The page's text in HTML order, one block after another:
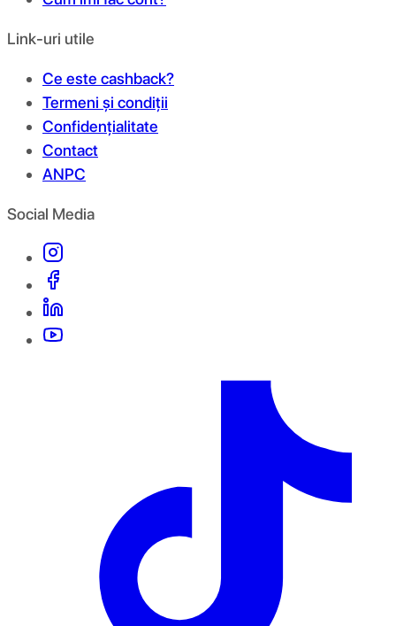
Link-uri utile
Ce este cashback?
Termeni și condiții
Confidențialitate
Contact
ANPC
Social Media